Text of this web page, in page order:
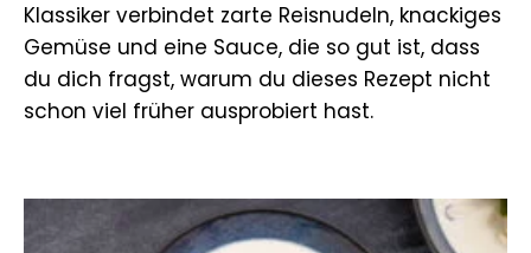
Klassiker verbindet zarte Reisnudeln, knackiges
Gemüse und eine Sauce, die so gut ist, dass
du dich fragst, warum du dieses Rezept nicht
schon viel früher ausprobiert hast.